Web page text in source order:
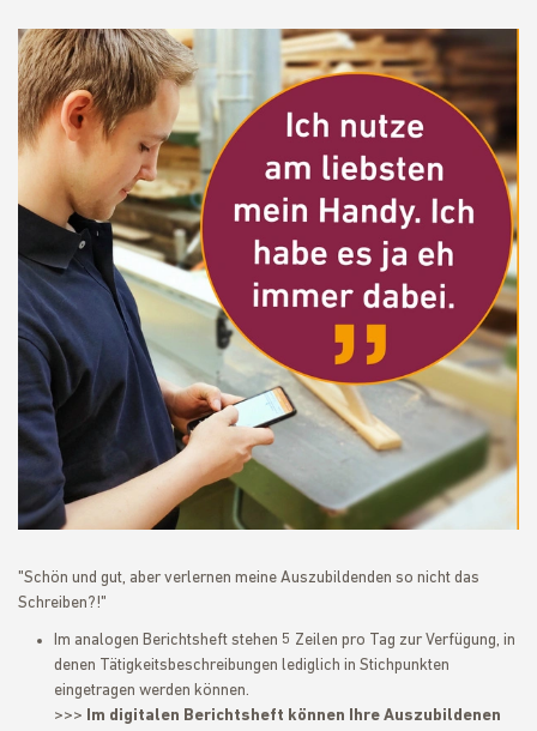
"Schön und gut, aber verlernen meine Auszubildenden so nicht das
Schreiben?!"
Im analogen Berichtsheft stehen 5 Zeilen pro Tag zur Verfügung, in
denen Tätigkeitsbeschreibungen lediglich in Stichpunkten
eingetragen werden können.
>>> Im digitalen Berichtsheft können Ihre Auszubildenen